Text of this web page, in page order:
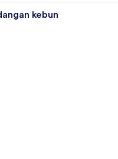
Kamar Standar,
kebun